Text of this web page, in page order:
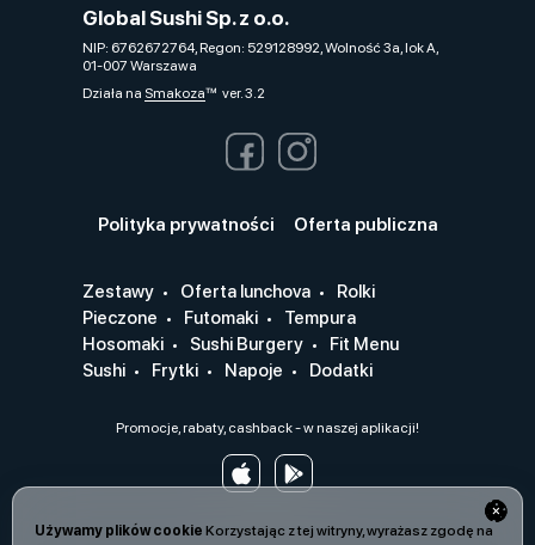
Używamy plików cookie Korzystając z tej witryny, wyrażasz zgodę na
Global Sushi Sp. z o.o.
NIP: 6762672764, Regon: 529128992, Wolność 3a, lok A,
01-007 Warszawa
Działa na Smakozaver. 3.2
Polityka prywatności Oferta publiczna
Zestawy Oferta lunchova
Rolki
Pieczone
Futomaki
Tempura
Hosomaki
Sushi Burgery
Fit Menu
Sushi
Frytki Napoje Dodatki
Promocje, rabaty, cashback - w naszej aplikacji!